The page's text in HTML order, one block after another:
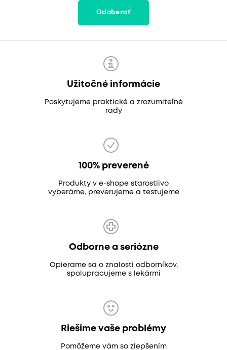
Odoberať
Užitočné informácie
Poskytujeme praktické a zrozumiteľné
rady
100% preverené
Produkty v e-shope starostlivo
vyberáme, preverujeme a testujeme
Odborne a seriózne
Opierame sa o znalosti odborníkov,
spolupracujeme s lekármi
Riešime vaše problémy
Pomôžeme vám so zlepšením